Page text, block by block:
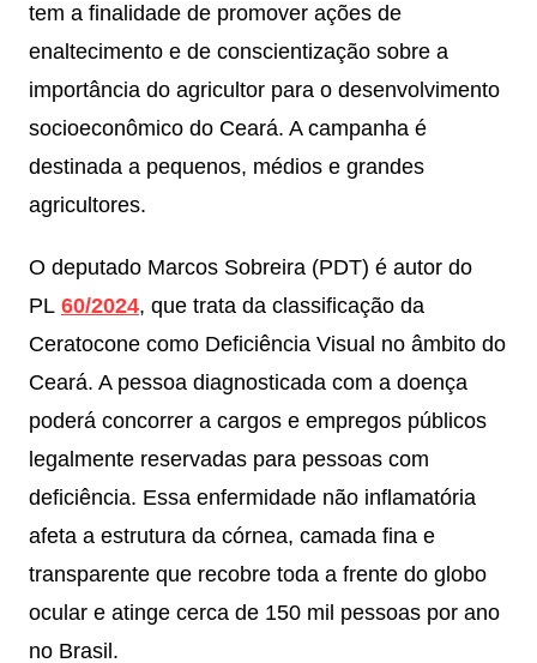
tem a finalidade de promover ações de
enaltecimento e de conscientização sobre a
importância do agricultor para o desenvolvimento
socioeconômico do Ceará. A campanha é
destinada a pequenos, médios e grandes
agricultores.
O deputado Marcos Sobreira (PDT) é autor do
PL 60/2024, que trata da classificação da
Ceratocone como Deficiência Visual no âmbito do
Ceará. A pessoa diagnosticada com a doença
poderá concorrer a cargos e empregos públicos
legalmente reservadas para pessoas com
deficiência. Essa enfermidade não inflamatória
afeta a estrutura da córnea, camada fina e
transparente que recobre toda a frente do globo
ocular e atinge cerca de 150 mil pessoas por ano
no Brasil.